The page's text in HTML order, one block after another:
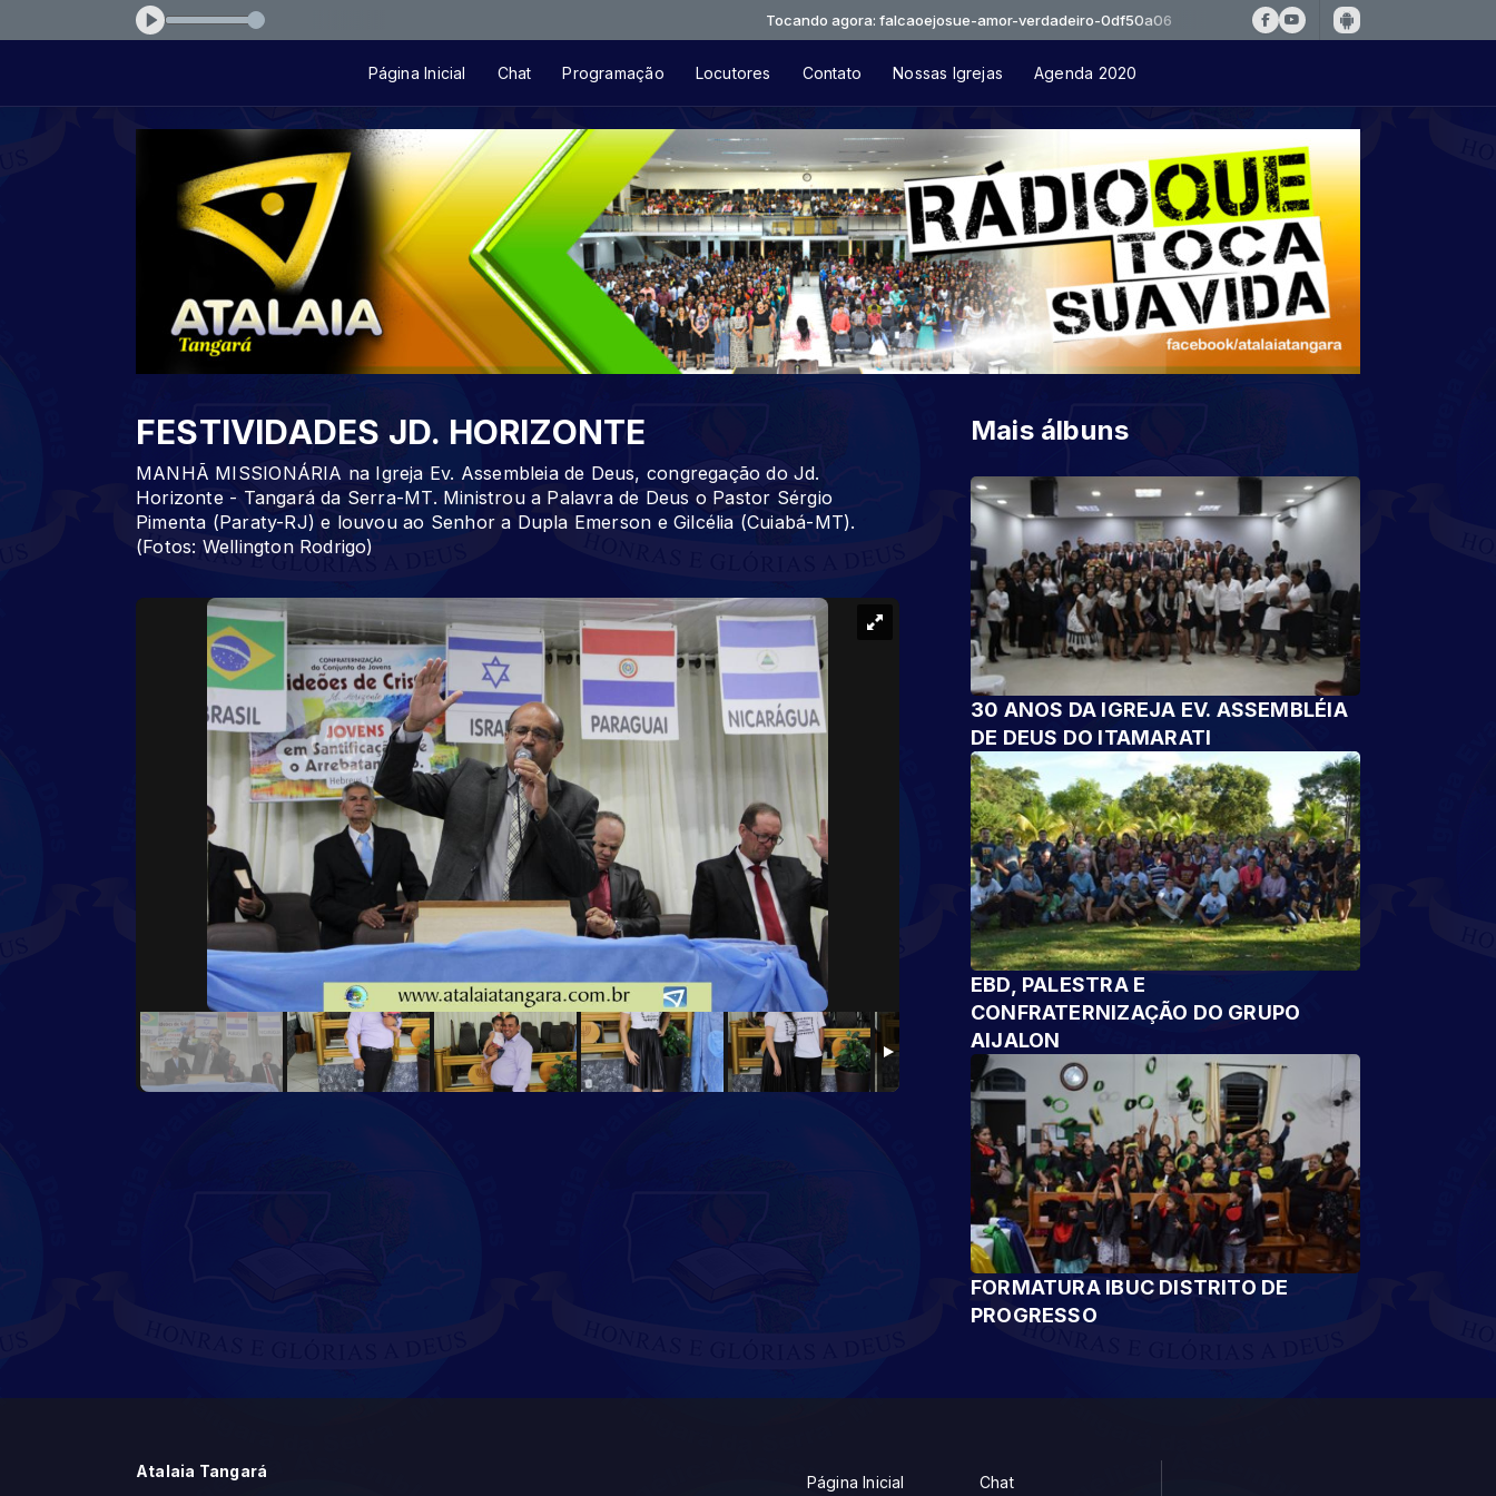
verdadeiro-0df50a06 Tocando agora: falcaoejosue-amor-verdadeiro-0df50a06
Página Inicial Chat Programação Locutores Contato Nossas Igrejas Agenda 2020
FESTIVIDADES JD. HORIZONTE
MANHÃ MISSIONÁRIA na Igreja Ev. Assembleia de Deus, congregação do Jd.
Horizonte - Tangará da Serra-MT. Ministrou a Palavra de Deus o Pastor Sérgio
Pimenta (Paraty-RJ) e louvou ao Senhor a Dupla Emerson e Gilcélia (Cuiabá-MT).
(Fotos: Wellington Rodrigo)
Mais álbuns
30 ANOS DA IGREJA EV. ASSEMBLÉIA
DE DEUS DO ITAMARATI
EBD, PALESTRA E
CONFRATERNIZAÇÃO DO GRUPO
AIJALON
FORMATURA IBUC DISTRITO DE
PROGRESSO
Atalaia Tangará
Página Inicial Chat